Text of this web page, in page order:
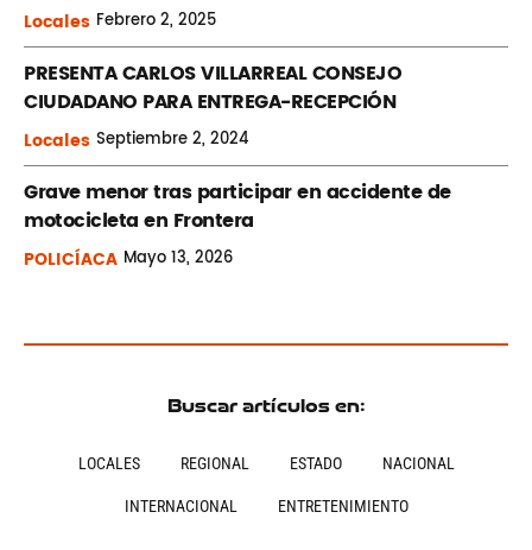
Locales Febrero2, 2025
PRESENTA CARLOS VILLARREAL CONSEJO
CIUDADANO PARA ENTREGA-RECEPCIÓN
Locales Septiembre2, 2024
Grave menor tras participar en accidente de
motocicleta en Frontera
POLICÍACA Mayo13, 2026
Buscar artículos en:
LOCALES REGIONAL ESTADO NACIONAL
INTERNACIONAL ENTRETENIMIENTO